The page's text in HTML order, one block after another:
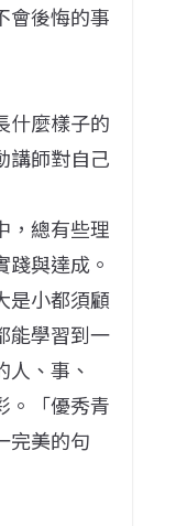
會後悔的事
什麼樣子的
講師對自己
，總有些理
與達成。
是小都須顧
能學習到一
、事、
。「優秀青
完美的句